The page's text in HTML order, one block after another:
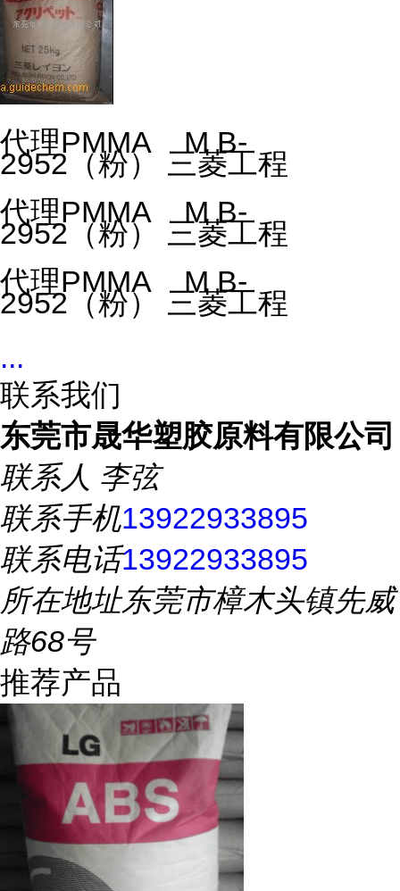
代理PMMA M B-
2952（粉） 三菱工程
代理PMMA M B-
2952（粉） 三菱工程
代理PMMA M B-
2952（粉） 三菱工程
...
联系我们
东莞市晟华塑胶原料有限公司
联系人 李弦
联系手机13922933895
联系电话13922933895
所在地址东莞市樟木头镇先威
路68号
推荐产品